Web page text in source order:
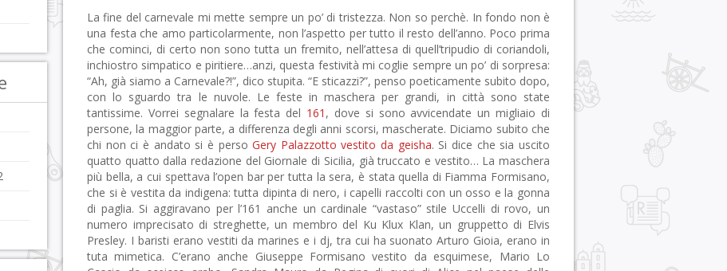
La fine del carnevale mi mette sempre un po’ di tristezza. Non so perchè. In fondo non è
una festa che amo particolarmente, non l’aspetto per tutto il resto dell’anno. Poco prima
che cominci, di certo non sono tutta un fremito, nell’attesa di quell’tripudio di coriandoli,
inchiostro simpatico e piritiere…anzi, questa festività mi coglie sempre un po’ di sorpresa:
“Ah, già siamo a Carnevale?!”, dico stupita. “E sticazzi?”, penso poeticamente subito dopo,
con lo sguardo tra le nuvole. Le feste in maschera per grandi, in città sono state
tantissime. Vorrei segnalare la festa del 161 , dove si sono avvicendate un migliaio di
persone, la maggior parte, a differenza degli anni scorsi, mascherate. Diciamo subito che
chi non ci è andato si è persoGery Palazzotto vestito da geisha. Si dice che sia uscito
quatto quatto dalla redazione del Giornale di Sicilia, già truccato e vestito… La maschera
più bella, a cui spettava l’open bar per tutta la sera, è stata quella di Fiamma Formisano,
che si è vestita da indigena: tutta dipinta di nero, i capelli raccolti con un osso e la gonna
di paglia. Si aggiravano per l’161 anche un cardinale “vastaso” stile Uccelli di rovo, un
numero imprecisato di streghette, un membro del Ku Klux Klan, un gruppetto di Elvis
Presley. I baristi erano vestiti da marines e i dj, tra cui ha suonato Arturo Gioia, erano in
tuta mimetica. C’erano anche Giuseppe Formisano vestito da esquimese, Mario Lo